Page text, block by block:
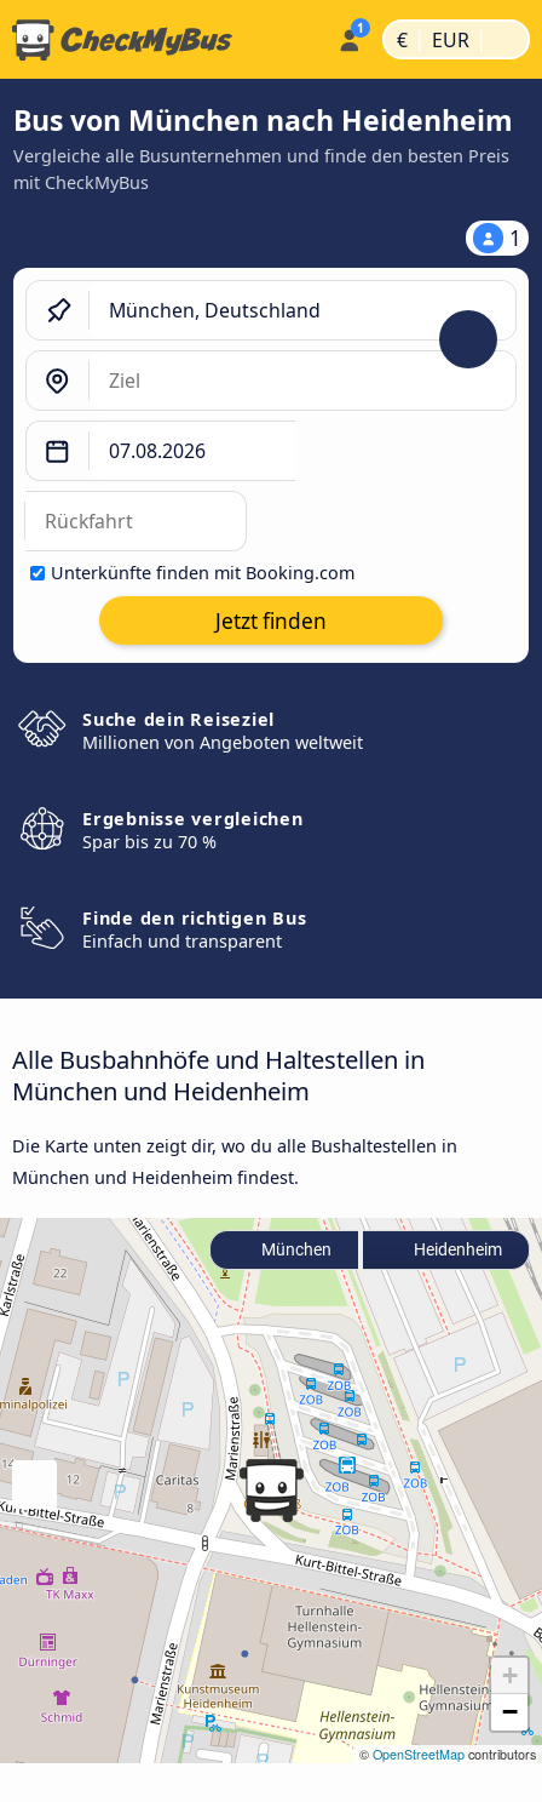
€ | EUR |
Bus von München nach Heidenheim
Vergleiche alle Busunternehmen und finde den besten Preis
mit CheckMyBus
1
Unterkünfte finden mit Booking.com
Jetzt finden
Suche dein Reiseziel
Millionen von Angeboten weltweit
Ergebnisse vergleichen
Spar bis zu 70 %
Finde den richtigen Bus
Einfach und transparent
Alle Busbahnhöfe und Haltestellen in
München und Heidenheim
Die Karte unten zeigt dir, wo du alle Bushaltestellen in
München und Heidenheim findest.
+
−
© OpenStreetMap contributors
München Heidenheim